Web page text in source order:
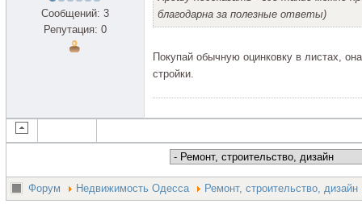
Сообщений: 3
Репутация: 0
благодарна за полезные ответы)
Покупай обычную оцинковку в листах,
стройки.
Форум Недвижимость Одесса Ремонт, строительство, дизайн